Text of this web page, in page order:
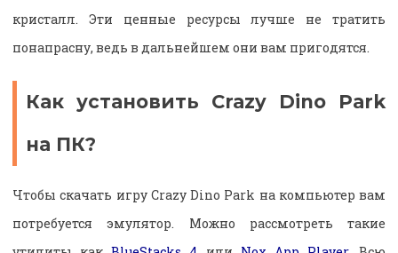
кристалл. Эти ценные ресурсы лучше не тратить
понапрасну, ведь в дальнейшем они вам пригодятся.
Как установить Crazy Dino Park
на ПК?
Чтобы скачать игру Crazy Dino Park на компьютер вам
потребуется эмулятор. Можно рассмотреть такие